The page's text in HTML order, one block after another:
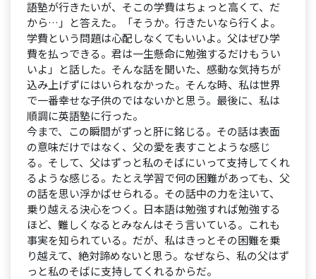
語塾が行きたいが、そこの学費はちょっと高くて、だ
から…」と答えた。「そうか。行きたいなら行くよ。
学費という問題は心配しなくてもいいよ。父はぜひ学
費を払っできる。君は一生懸命に勉強するだけもうい
いよ」と話した。そんな話を聞いた、感動な気持ちが
込み上げずにはいられなかった。そんな時、私は世界
で一番幸せな子供のではないかと思う。最後に、私は
順調に英語塾に行った。
今まで、この瞬間がずっと肝に銘じる。その話は表面
の意味だけではなく、父の愛を表すことような感じ
る。そして、父はずっと私のそばにいって支持してくれ
るような感じる。たとえ学習で何の困難があっても、父
の話を思い浮かばせられる。その話中の力を注いて、
乗り越える決心をつく。日本語は勉強すれば勉強する
ほど、難しくなるとみなんはそう言いている。これも
事実を知られている。だが、私はきっとその困難を乗
り越えて、絶対諦めないと思う。なぜなら、私の父はず
っと私のそばに支持してくれるからだ。